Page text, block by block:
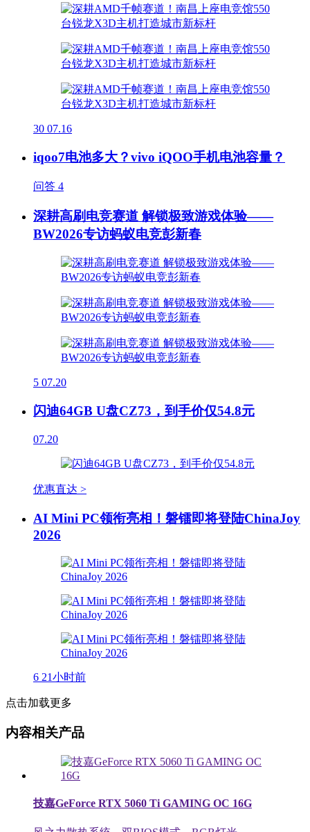
30 07.16
iqoo7电池多大？vivo iQOO手机电池容量？
问答 4
深耕高刷电竞赛道 解锁极致游戏体验——
BW2026专访蚂蚁电竞彭新春
5 07.20
闪迪64GB U盘CZ73，到手价仅54.8元
07.20
优惠直达 >
AI Mini PC领衔亮相！磐镭即将登陆ChinaJoy
2026
6 21小时前
点击加载更多
内容相关产品
技嘉GeForce RTX 5060 Ti GAMING OC 16G